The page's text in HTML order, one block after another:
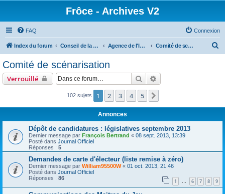
Frôce - Archives V2
FAQ Connexion
Index du forum Conseil de la République Agence de l'Information Frôceuse Comité de scénarisation
r
Comité de scénarisation
Verrouillé Rechercher
102 sujets 1 2 3 4 5
Annonces
Dépôt de candidatures : législatives septembre 2013
Dernier message par François Bertrand « 08 sept. 2013, 13:39
Posté dans Journal Officiel
Réponses : 5
Demandes de carte d'électeur (liste remise à zéro)
Dernier message par William95500W« 01 oct. 2013, 21:46
Posté dans Journal Officiel
Réponses : 86 1 … 6 7 8 9